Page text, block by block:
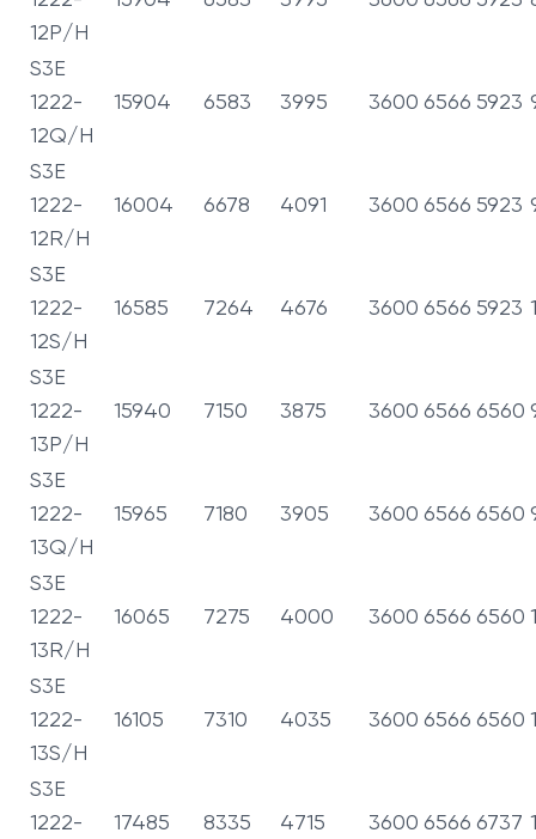
12P/H
S3E
1222-
12Q/H
15904 6583 3995 3600 6566 5923
S3E
1222-
12R/H
16004 6678 4091 3600 6566 5923
S3E
1222-
12S/H
16585 7264 4676 3600 6566 5923
S3E
1222-
13P/H
15940 7150 3875 3600 6566 6560
S3E
1222-
13Q/H
15965 7180 3905 3600 6566 6560
S3E
1222-
13R/H
16065 7275 4000 3600 6566 6560
S3E
1222-
13S/H
16105 7310 4035 3600 6566 6560
S3E
1222-
17485 8335 4715 3600 6566 6737